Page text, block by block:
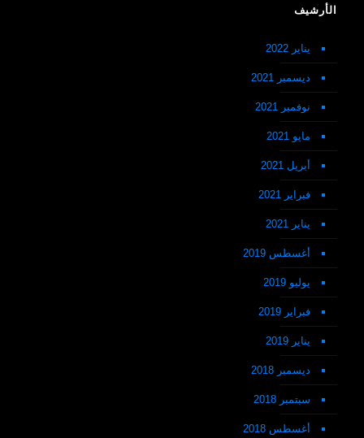
الأرشيف
يناير 2022
ديسمبر 2021
نوفمبر 2021
مايو 2021
أبريل 2021
فبراير 2021
يناير 2021
أغسطس 2019
يوليو 2019
فبراير 2019
يناير 2019
ديسمبر 2018
سبتمبر 2018
أغسطس 2018